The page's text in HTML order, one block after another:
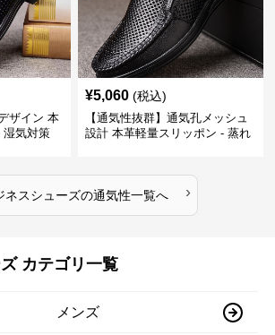
ザイン 本
湿気対策
¥5,060 (税込)
【通気性抜群】通気孔メッシュ
設計 本革軽量スリッポン - 蒸れ
ネスシューズの通気性一覧へ ›
カテゴリ一覧
メンズ